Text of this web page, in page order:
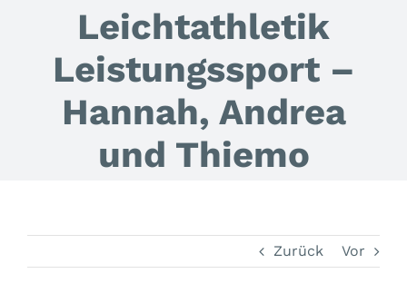
Leichtathletik
Leistungssport –
Hannah, Andrea
und Thiemo
Zurück Vor